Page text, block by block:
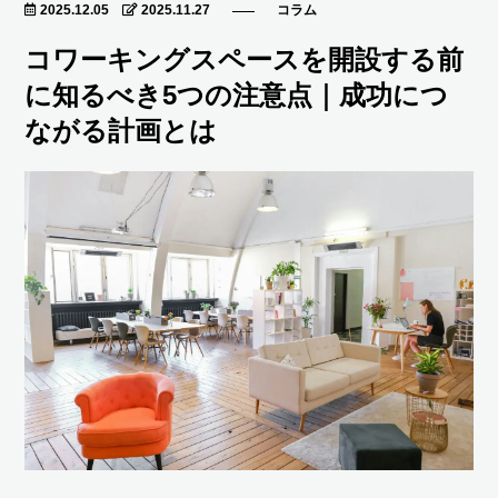
2025.12.05 2025.11.27 コラム
コワーキングスペースを開設する前
に知るべき5つの注意点｜成功につ
ながる計画とは